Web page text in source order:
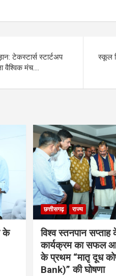
ail py
n
k
ar
टेकस्टार्स स्टार्टअप
वैश्विक मंच….
स्कूल
के
छत्तीसगढ़ राज्य
विश्व स्तनपान सप्ताह
कार्यक्रम का सफल
के प्रथम “मातृ दूध
Bank)” की घोषणा